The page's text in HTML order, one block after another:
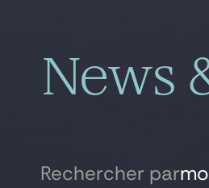
News
Rechercher par